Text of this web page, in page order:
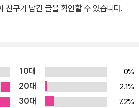
고 글을 쓰기로 결심한 후에도 드로잉만
의 글쓰기가 늘 그림을 동반하는 듯이 느
언이다. 그가 우리 시대의 미학적 기준으
이 각자의 사회적 권리를 인식하고 요구
는 질문이 바로 이 글에 등장한다. 울타
1부의 제목 ‘지도 다시 그리기’는 원래 제
친구가 남긴 글을 확인할 수 있습니다.
10대
0%
20대
2.1%
30대
7.2%